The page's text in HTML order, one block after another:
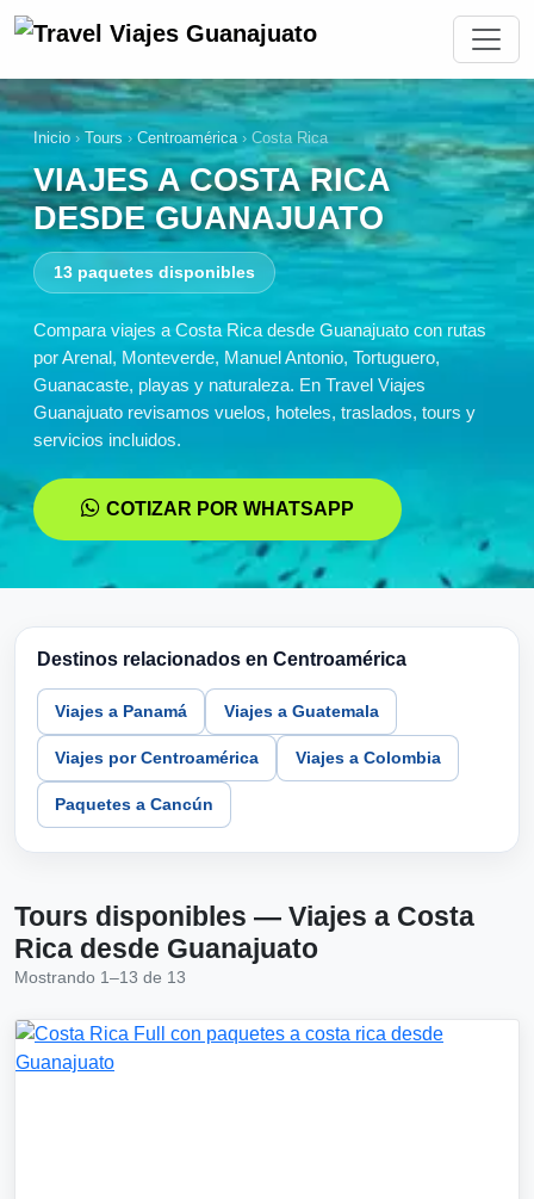
Inicio › Tours › Centroamérica › Costa Rica
VIAJES A COSTA RICA
DESDE GUANAJUATO
13 paquetes disponibles
Compara viajes a Costa Rica desde Guanajuato con rutas
por Arenal, Monteverde, Manuel Antonio, Tortuguero,
Guanacaste, playas y naturaleza. En Travel Viajes
Guanajuato revisamos vuelos, hoteles, traslados, tours y
servicios incluidos.
COTIZAR POR WHATSAPP
Destinos relacionados en Centroamérica
Viajes a Panamá Viajes a Guatemala
Viajes por Centroamérica Viajes a Colombia
Paquetes a Cancún
Tours disponibles — Viajes a Costa
Rica desde Guanajuato
Mostrando 1–13 de 13